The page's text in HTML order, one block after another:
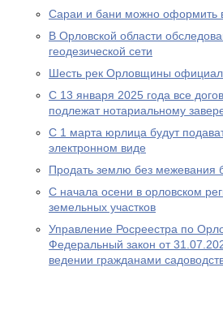
Сараи и бани можно оформить
В Орловской области
геодезической сети
Шесть рек Орловщины
С 13 января 2025 года все
подлежат нотариальному
С 1 марта юрлица будут
электронном виде
Продать землю без межевания
С начала осени в орловском
земельных участков
Управление Росреестра по
Федеральный закон от
ведении гражданами